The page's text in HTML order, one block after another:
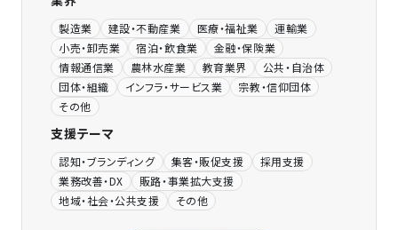
製造業 建設・不動産業 医療・福祉業
運輸業
小売・卸売業
宿泊・飲食業
金融・保険業
情報通信業
農林水産業 教育業界
公共・自治体
団体・組織
インフラ・サービス業
宗教・信仰団体
その他
支援テーマ
認知・ブランディング 集客・販促支援
採用支援
業務改善・DX
販路・事業拡大支援
地域・社会・公共支援
その他